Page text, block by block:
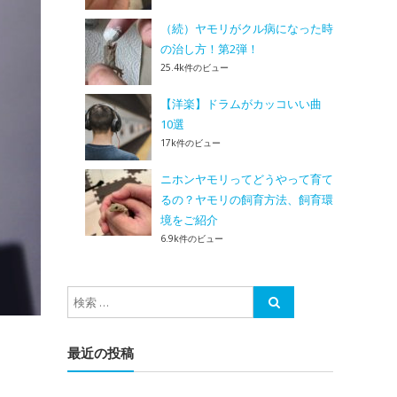
（続）ヤモリがクル病になった時
の治し方！第2弾！
25.4k件のビュー
【洋楽】ドラムがカッコいい曲
10選
17k件のビュー
ニホンヤモリってどうやって育て
るの？ヤモリの飼育方法、飼育環
境をご紹介
6.9k件のビュー
最近の投稿